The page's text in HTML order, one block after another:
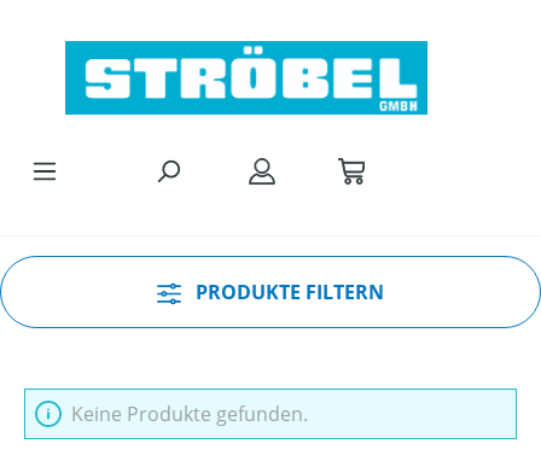
PRODUKTE FILTERN
Keine Produkte gefunden.